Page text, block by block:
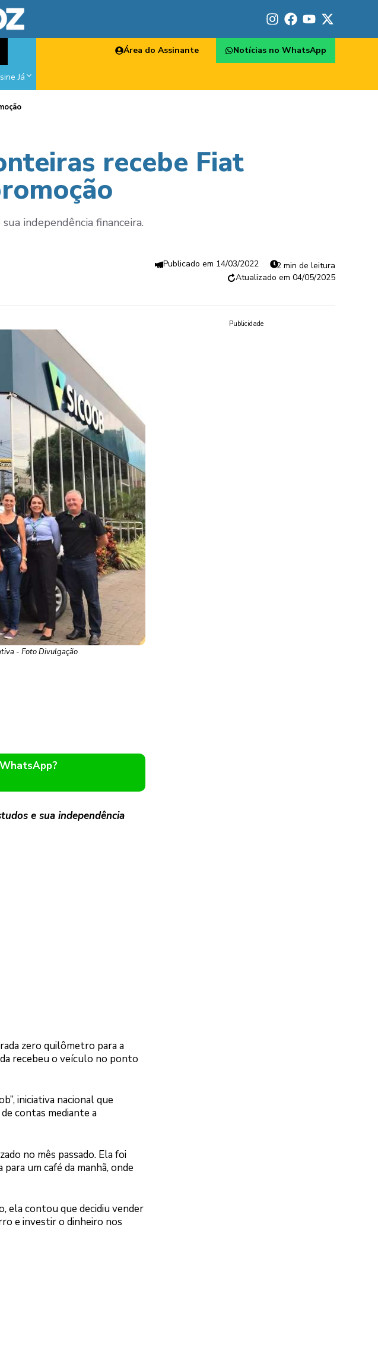
Já
Área do Assinante Notícias no WhatsApp
recebe Fiat
independência financeira.
14/03/2022
2 min de leitura
04/05/2025
- Foto Divulgação
WhatsApp?
e sua independência
zero quilômetro para a
recebeu o veículo no ponto
iniciativa nacional que
contas mediante a
no mês passado. Ela foi
um café da manhã, onde
ela contou que decidiu vender
e investir o dinheiro nos
Publicidade